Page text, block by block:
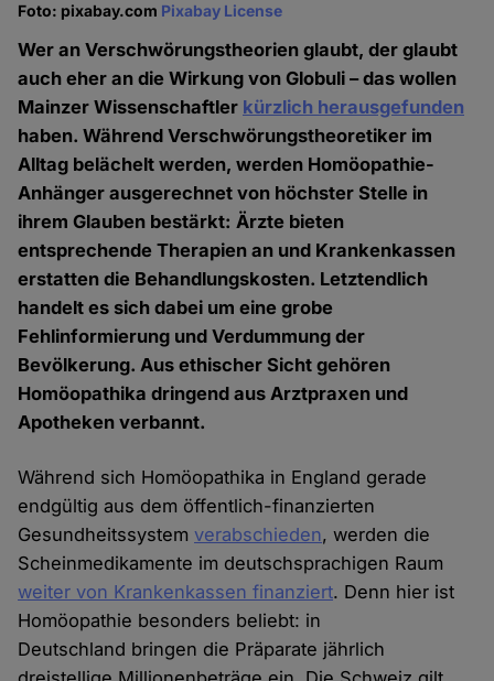
Foto: pixabay.com Pixabay License
Wer an Verschwörungstheorien glaubt, der glaubt
auch eher an die Wirkung von Globuli – das wollen
Mainzer Wissenschaftler kürzlich herausgefunden
haben. Während Verschwörungstheoretiker im
Alltag belächelt werden, werden Homöopathie-
Anhänger ausgerechnet von höchster Stelle in
ihrem Glauben bestärkt: Ärzte bieten
entsprechende Therapien an und Krankenkassen
erstatten die Behandlungskosten. Letztendlich
handelt es sich dabei um eine grobe
Fehlinformierung und Verdummung der
Bevölkerung. Aus ethischer Sicht gehören
Homöopathika dringend aus Arztpraxen und
Apotheken verbannt.
Während sich Homöopathika in England gerade
endgültig aus dem öffentlich-finanzierten
Gesundheitssystemverabschieden, werden die
Scheinmedikamente im deutschsprachigen Raum
weiter von Krankenkassen finanziert. Denn hier ist
Homöopathie besonders beliebt: in
Deutschland bringen die Präparate jährlich